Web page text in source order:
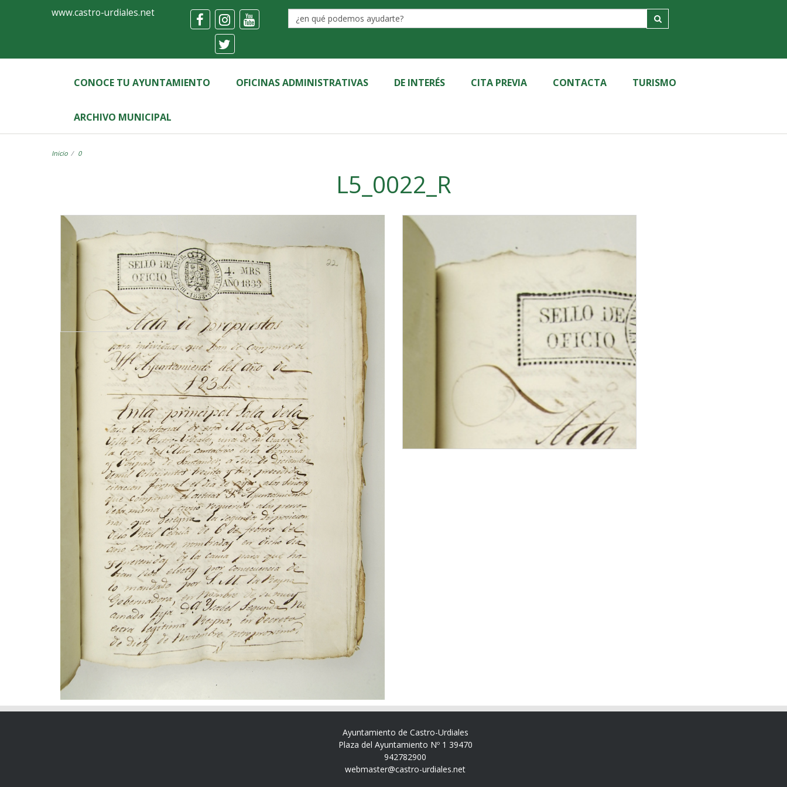
Ayuntamiento
Castro-
Urdiales
www.castro-urdiales.net
CONOCE TU AYUNTAMIENTO OFICINAS ADMINISTRATIVAS DE INTERÉS CITA PREVIA CONTACTA TURISMO
ARCHIVO MUNICIPAL
Inicio 0
L5_0022_R
Ayuntamiento de Castro-Urdiales
Plaza del Ayuntamiento Nº 1 39470
942782900
webmaster@castro-urdiales.net